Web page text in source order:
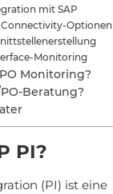
mit SAP
Connectivity-Optionen
Monitoring
Monitoring?
Beratung?
PI?
(PI) ist eine